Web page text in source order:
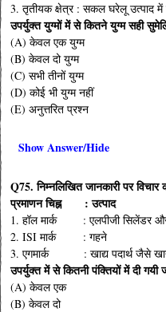
3. तृतीयक क्षेत्र : सकल घरेलू उत्पाद में
उपर्युक्त युग्मों में से कितने युग्म सही
(A) केवल एक युग्म
(B) केवल दो युग्म
(C) सभी तीनों युग्म
(D) कोई भी युग्म नहीं
(E) अनुत्तरित प्रश्न
Show Answer/Hide
Q75. निम्नलिखित जानकारी पर विचार
प्रमाणन चिह्न : उत्पाद
1. हॉल मार्क : एलपीजी सिलेंडर और
2. ISI मार्क : गहने
3. एगमार्क : खाद्य पदार्थ जैसे
उपर्युक्त में से कितनी पंक्तियों में दी
(A) केवल एक
(B) केवल दो